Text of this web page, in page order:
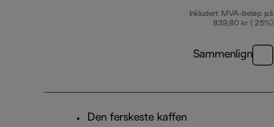
Inkludert MVA-beløp på
839,80 kr ( 25%)
Sammenlign
Den ferskeste kaffen